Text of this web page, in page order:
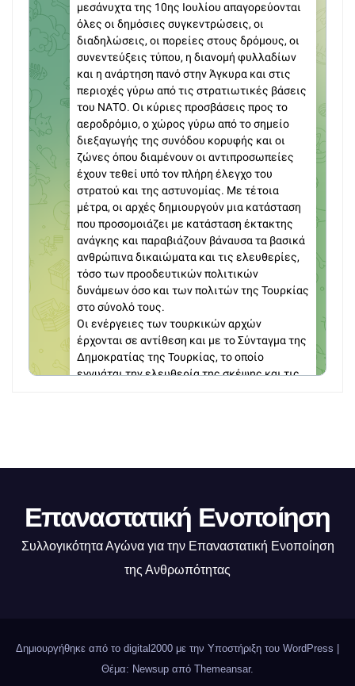
Επαναστατική Ενοποίηση
Συλλογικότητα Αγώνα για την Επαναστατική Ενοποίηση
της Ανθρωπότητας
Δημιουργήθηκε από το digital2000 με την Υποστήριξη του WordPress
Θέμα: Newsup από Themeansar.